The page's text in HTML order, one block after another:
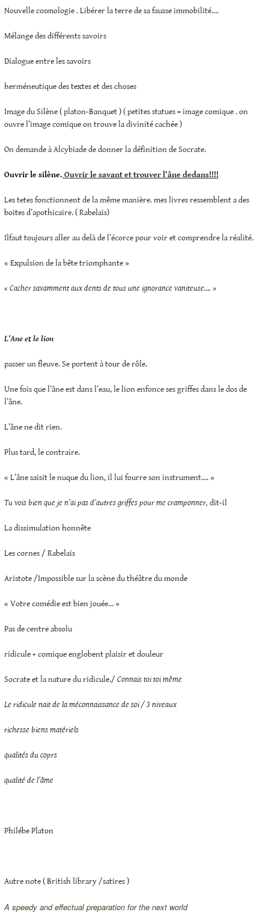
Nouvelle cosmologie . Libérer la terre de sa fausse immobilité….
Mélange des différents savoirs
Dialogue entre les savoirs
herméneutique des textes et des choses
Image du Silène ( platon-Banquet ) ( petites statues = image comique . on
ouvre l’image comique on trouve la divinité cachée )
On demande à Alcybiade de donner la définition de Socrate.
Ouvrir le silène. Ouvrir le savant et trouver l’âne dedans!!!!
Les tetes fonctionnent de la même manière. mes livres ressemblent a des
boites d’apothicaire. ( Rabelais)
Ilfaut toujours aller au delà de l’écorce pour voir et comprendre la réalité.
« Expulsion de la bête triomphante »
« Cacher savamment aux dents de tous une ignorance vaniteuse…. »
L’Ane et le lion
passer un fleuve. Se portent à tour de rôle.
Une fois que l’âne est dans l’eau, le lion enfonce ses griffes dans le dos de
l’âne.
L’âne ne dit rien.
Plus tard, le contraire.
« L’âne saisit le nuque du lion, il lui fourre son instrument…. »
Tu vois bien que je n’ai pas d’autres griffes pour me cramponner, dit-il
La dissimulation honnête
Les cornes / Rabelais
Aristote /Impossible sur la scène du théâtre du monde
« Votre comédie est bien jouée… »
Pas de centre absolu
ridicule + comique englobent plaisir et douleur
Socrate et la nature du ridicule./ Connais toi toi même
Le ridicule nait de la méconnaissance de soi / 3 niveaux
richesse biens matériels
qualités du coprs
qualité de l’âme
Philébe Platon
Autre note ( British library /satires )
A speedy and effectual preparation for the next world